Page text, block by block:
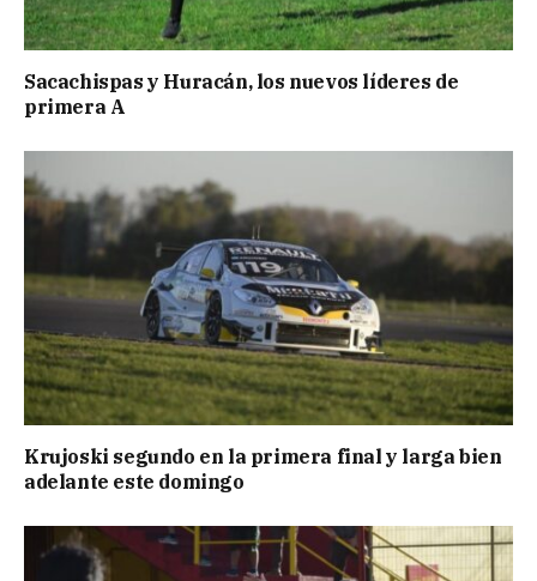
Sacachispas y Huracán, los nuevos líderes de
primera A
Krujoski segundo en la primera final y larga bien
adelante este domingo